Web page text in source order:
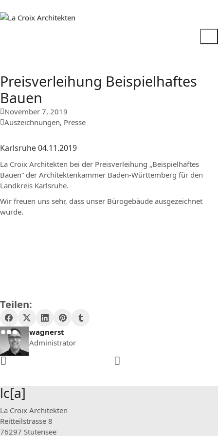
Preisverleihung Beispielhaftes
Bauen
November 7, 2019
Auszeichnungen, Presse
Karlsruhe 04.11.2019
La Croix Architekten bei der Preisverleihung „Beispielhaftes
Bauen“ der Architektenkammer Baden-Württemberg für den
Landkreis Karlsruhe.
Wir freuen uns sehr, dass unser Bürogebäude ausgezeichnet
wurde.
Teilen:
wagnerst
Administrator
lc[a]
La Croix Architekten
Reitteilstrasse 8
76297 Stutensee